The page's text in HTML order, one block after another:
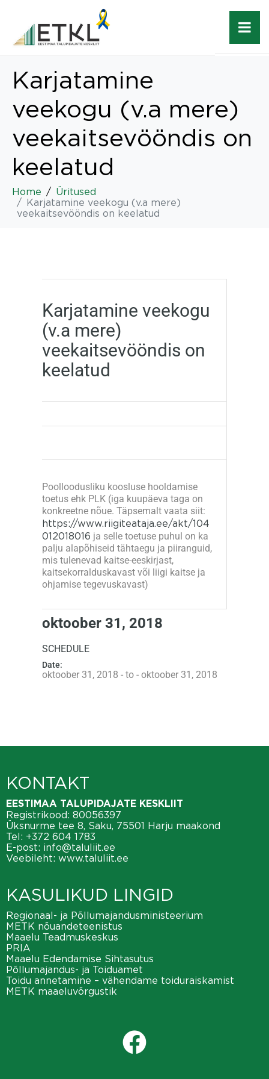
Karjatamine
veekogu (v.a mere)
veekaitsevööndis on
keelatud
Home
Üritused
Karjatamine veekogu (v.a mere)
veekaitsevööndis on keelatud
Karjatamine veekogu
(v.a mere)
veekaitsevööndis on
keelatud
Poolloodusliku koosluse hooldamise
toetus ehk PLK (iga kuupäeva taga on
konkreetne nõue. Täpsemalt vaata siit:
https://www.riigiteataja.ee/akt/104
012018016 ja selle toetuse puhul on ka
palju alapõhiseid tähtaegu ja piiranguid,
mis tulenevad kaitse-eeskirjast,
kaitsekorralduskavast või liigi kaitse ja
ohjamise tegevuskavast)
oktoober 31, 2018
SCHEDULE
Date:
oktoober 31, 2018 - to - oktoober 31, 2018
KONTAKT
EESTIMAA TALUPIDAJATE KESKLIIT
Registrikood: 80056397
Üksnurme tee 8, Saku, 75501 Harju maakond
Tel: +372 604 1783
E-post: info@taluliit.ee
Veebileht: www.taluliit.ee
KASULIKUD LINGID
Regionaal- ja Põllumajandusministeerium
METK nõuandeteenistus
Maaelu Teadmuskeskus
PRIA
Maaelu Edendamise Sihtasutus
Põllumajandus- ja Toiduamet
Toidu annetamine – vähendame toiduraiskamist
METK maaeluvõrgustik